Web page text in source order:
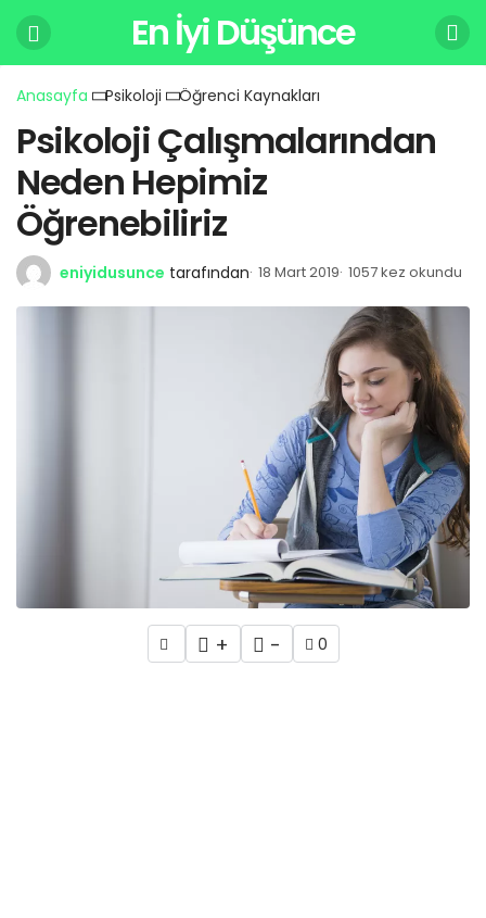
En İyi Düşünce
Anasayfa Psikoloji Öğrenci Kaynakları
Psikoloji Çalışmalarından
Neden Hepimiz
Öğrenebiliriz
eniyidusunce tarafından 18 Mart 2019 1057 kez okundu
+ - 0